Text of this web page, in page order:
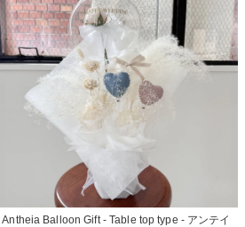
Antheia Balloon Gift - Table top type - アンテイ